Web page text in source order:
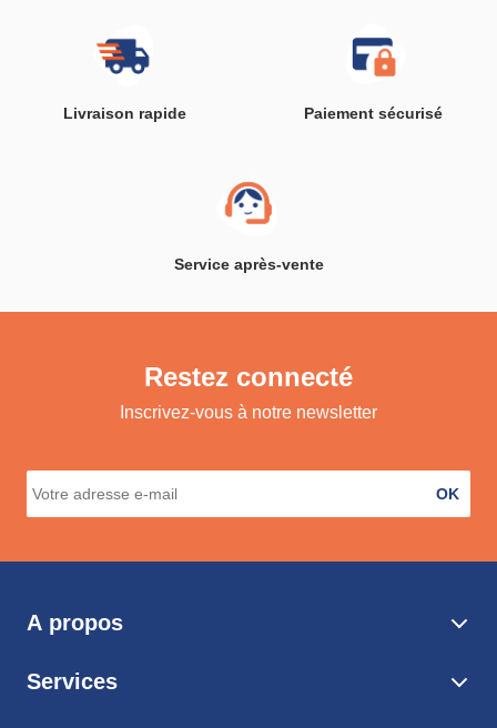
Livraison rapide Paiement sécurisé
Service après-vente
Restez connecté
Inscrivez-vous à notre newsletter
OK
A propos
Services